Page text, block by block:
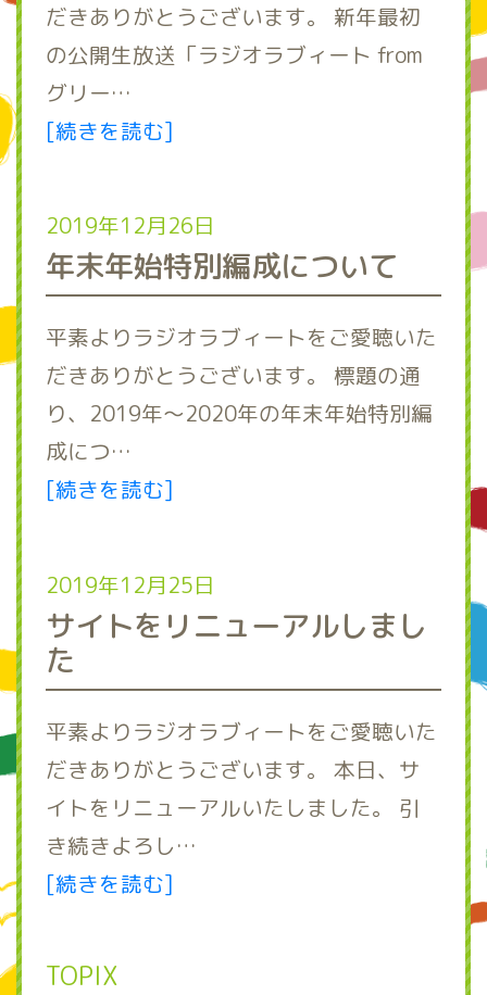
だきありがとうございます。 新年最初
の公開生放送「ラジオラブィート from
グリー…
[続きを読む]
2019年12月26日
年末年始特別編成について
平素よりラジオラブィートをご愛聴いた
だきありがとうございます。 標題の通
り、2019年～2020年の年末年始特別編
成につ…
[続きを読む]
2019年12月25日
サイトをリニューアルしまし
た
平素よりラジオラブィートをご愛聴いた
だきありがとうございます。 本日、サ
イトをリニューアルいたしました。 引
き続きよろし…
[続きを読む]
TOPIX